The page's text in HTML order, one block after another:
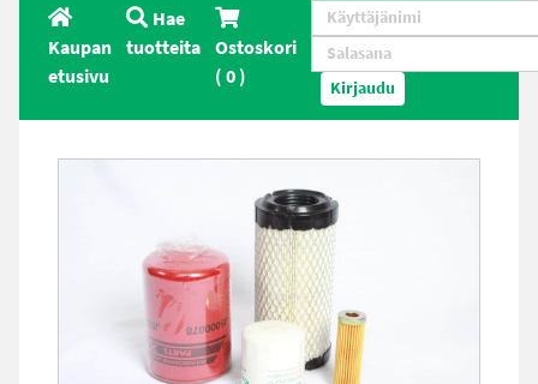
Kaupan
etusivu
Hae
tuotteita Ostoskori
(0) Kirjaudu